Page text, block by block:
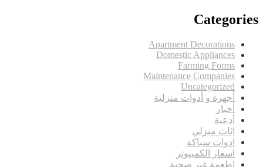
Categories
Apartment Decorations
Domestic Appliances
Farming Forms
Maintenance Companies
Uncategorized
أجهرة و أدوات منزلية
أخبار
أدعية
اثاث منزلي
ادوات سباكة
اسعار الكمبيوتر
اطعمة غير صحية